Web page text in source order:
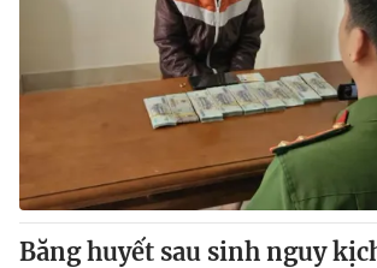
Băng huyết sau sinh nguy